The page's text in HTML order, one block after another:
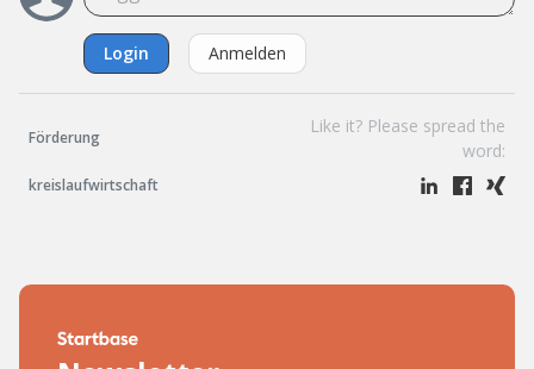
Login Anmelden
Förderung
kreislaufwirtschaft
Like it? Please spread the
word: